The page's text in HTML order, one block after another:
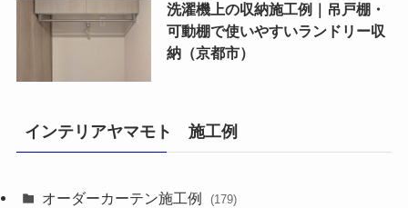
洗濯機上の収納施工例｜吊戸棚・
可動棚で使いやすいランドリー収
納（京都市）
インテリアヤマモト 施工例
オーダーカーテン施工例 (179)